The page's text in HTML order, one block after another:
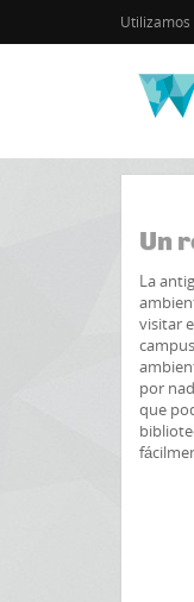
Un
La
visitar
por
que